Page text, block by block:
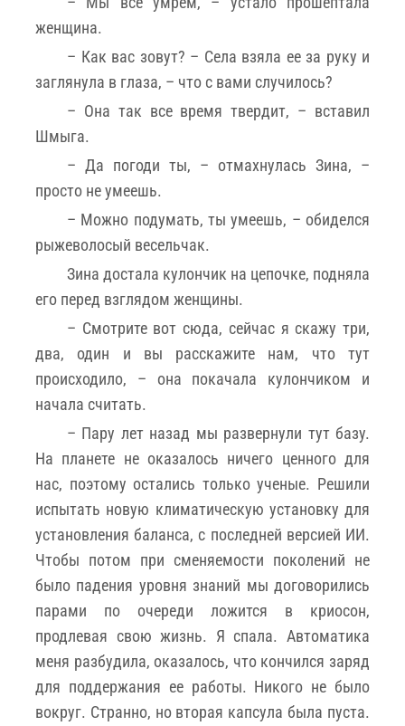
женщина.
– Как вас зовут? ­– Села взяла ее за руку и
заглянула в глаза, – что с вами случилось?
– Она так все время твердит, – вставил
Шмыга.
– Да погоди ты, – отмахнулась Зина, –
просто не умеешь.
– Можно подумать, ты умеешь, – обиделся
рыжеволосый весельчак.
Зина достала кулончик на цепочке, подняла
его перед взглядом женщины.
– Смотрите вот сюда, сейчас я скажу три,
два, один и вы расскажите нам, что тут
происходило, – она покачала кулончиком и
начала считать.
– Пару лет назад мы развернули тут базу.
На планете не оказалось ничего ценного для
нас, поэтому остались только ученые. Решили
испытать новую климатическую установку для
установления баланса, с последней версией ИИ.
Чтобы потом при сменяемости поколений не
было падения уровня знаний мы договорились
парами по очереди ложится в криосон,
продлевая свою жизнь. Я спала. Автоматика
меня разбудила, оказалось, что кончился заряд
для поддержания ее работы. Никого не было
вокруг. Странно, но вторая капсула была пуста.